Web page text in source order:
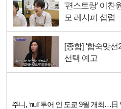
'편스토랑' 이찬
모 레시피 섭렵
[종합] '합숙맞
선택 예고
주니, ‘null’ 투어 인 도쿄 9월 개최…